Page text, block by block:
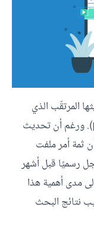
المرتقّب الذي
ورغم أن تحديث
ثمة أمر ملفت
رسميًا قبل أشهر
مدى أهمية هذا
نتائج البحث